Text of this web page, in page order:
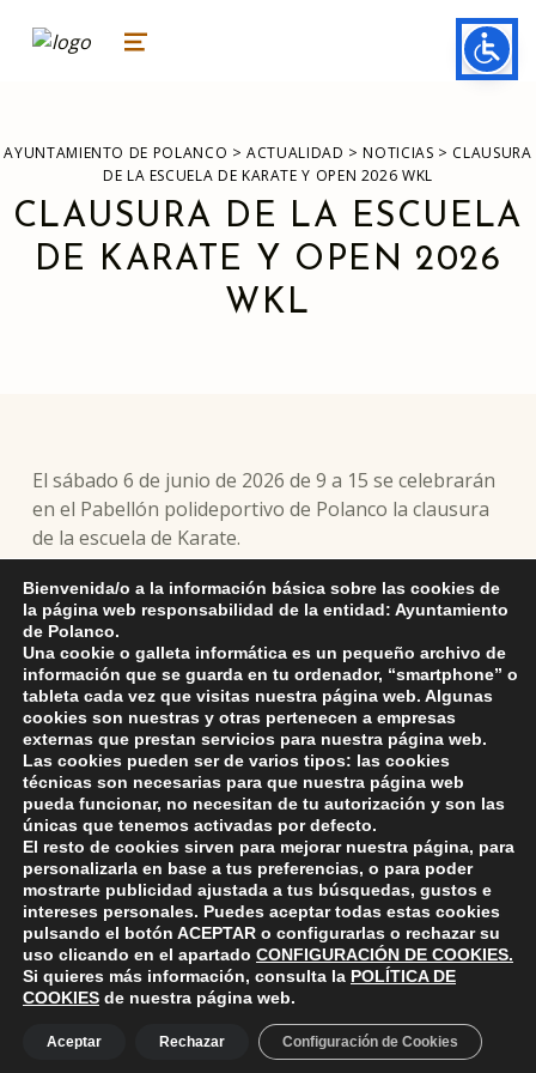
ayuntamiento de polanco
AYUNTAMIENTO DE POLANCO MENU
AYUNTAMIENTO DE POLANCO >ACTUALIDAD >NOTICIAS > CLAUSURA
DE LA ESCUELA DE KARATE Y OPEN 2026 WKL
CLAUSURA DE LA ESCUELA
DE KARATE Y OPEN 2026
WKL
El sábado 6 de junio de 2026 de 9 a 15 se celebrarán
en el Pabellón polideportivo de Polanco la clausura
de la escuela de Karate.
Organizado por el Gimnasio Bushido se celebrará
además el Open 2026 WKL Spain con
enfrentamientos y exhibiciones en disciplinas como
karate, kickboxing y muay thai.
Skip back to main navigation
ayuntamiento de polanco
AYUNTAMIENTO DE POLANCO
Ayuntamiento de Polanco. La iglesia R-29 39313 Polanco
+34 942 82 42 00
+34 942 82 49 75
Bienvenida/o a la información básica sobre las cookies de
la página web responsabilidad de la entidad: Ayuntamiento
de Polanco.
Una cookie o galleta informática es un pequeño archivo de
información que se guarda en tu ordenador, “smartphone” o
tableta cada vez que visitas nuestra página web. Algunas
cookies son nuestras y otras pertenecen a empresas
externas que prestan servicios para nuestra página web.
Las cookies pueden ser de varios tipos: las cookies
técnicas son necesarias para que nuestra página web
pueda funcionar, no necesitan de tu autorización y son las
únicas que tenemos activadas por defecto.
El resto de cookies sirven para mejorar nuestra página, para
personalizarla en base a tus preferencias, o para poder
mostrarte publicidad ajustada a tus búsquedas, gustos e
intereses personales. Puedes aceptar todas estas cookies
pulsando el botón ACEPTAR o configurarlas o rechazar su
uso clicando en el apartado CONFIGURACIÓN DE COOKIES.
Si quieres más información, consulta la POLÍTICA DE
COOKIES de nuestra página web.
Aceptar Rechazar Configuración de Cookies